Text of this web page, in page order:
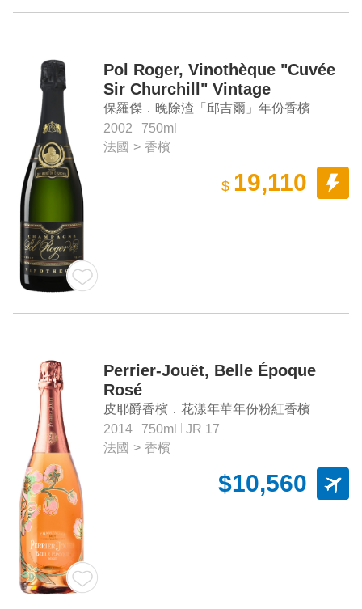
Pol Roger, Vinothèque "Cuvée
Sir Churchill" Vintage
保羅傑．晚除渣「邱吉爾」年份香檳
2002
750ml
法國 > 香檳
$ 19,110
Perrier-Jouët, Belle Époque
Rosé
皮耶爵香檳．花漾年華年份粉紅香檳
2014
750ml
JR 17
法國 > 香檳
$10,560